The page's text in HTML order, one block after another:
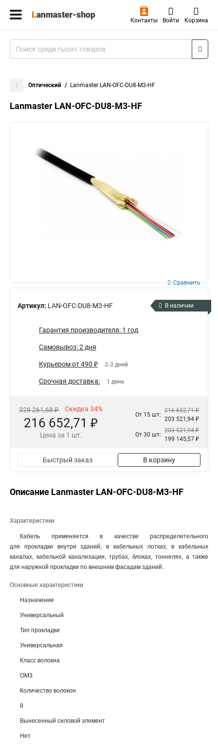
Контакты Войти Корзина
Оптический Lanmaster LAN-OFC-DU8-M3-HF
Lanmaster LAN-OFC-DU8-M3-HF
Артикул: LAN-OFC-DU8-M3-HF
Сравнить
В наличии
Гарантия производителя: 1 год
Самовывоз: 2 дня
Курьером от 490 ₽ 2-3 дней
Срочная доставка: 1 день
328 261,68 ₽ Скидка 34%
216 652,71 ₽
Цена за 1 шт.
От 15 шт:
216 652,71 ₽
203 521,94 ₽
От 30 шт:
203 521,94 ₽
199 145,57 ₽
Быстрый заказ В корзину
Описание Lanmaster LAN-OFC-DU8-M3-HF
Характеристики
Кабель применяется в качестве распределительного
для прокладки внутри зданий, в кабельных лотках, в кабельных
каналах, кабельной канализации, трубах, блоках, тоннелях, а также
для наружной прокладки по внешним фасадам зданий.
Основные характеристики
Назначение
Универсальный
Тип прокладки
Универсальная
Класс волокна
OM3
Количество волокон
8
Вынесенный силовой элемент
Нет